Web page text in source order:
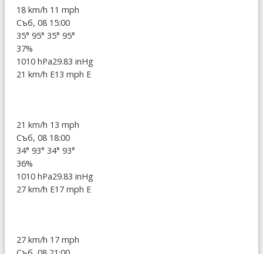
18 km/h 11 mph
Съб, 08 15:00
35° 95° 35° 95°
37%
1010 hPa29.83 inHg
21 km/h E13 mph E
21 km/h 13 mph
Съб, 08 18:00
34° 93° 34° 93°
36%
1010 hPa29.83 inHg
27 km/h E17 mph E
27 km/h 17 mph